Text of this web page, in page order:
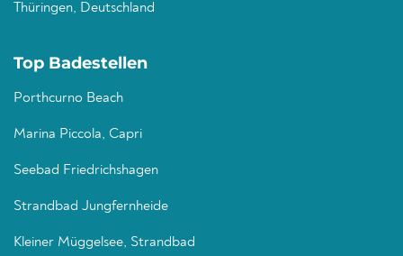
Thüringen, Deutschland
Top Badestellen
Porthcurno Beach
Marina Piccola, Capri
Seebad Friedrichshagen
Strandbad Jungfernheide
Kleiner Müggelsee, Strandbad